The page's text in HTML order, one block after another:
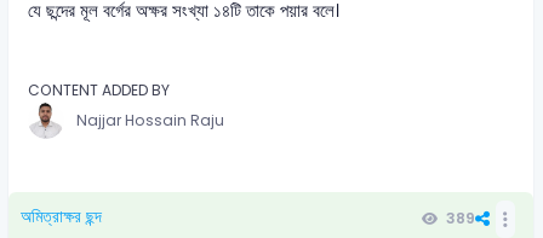
যে ছন্দের মূল বর্গের অক্ষর সংখ্যা ১৪টি তাকে পয়ার বলে।
CONTENT ADDED BY
Najjar Hossain Raju
অমিত্রাক্ষর ছন্দ 389